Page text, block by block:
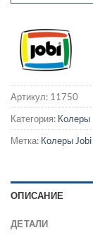
Артикул: 11750
Категория: Колеры
Метка: Колеры
ОПИСАНИЕ
ДЕТАЛИ